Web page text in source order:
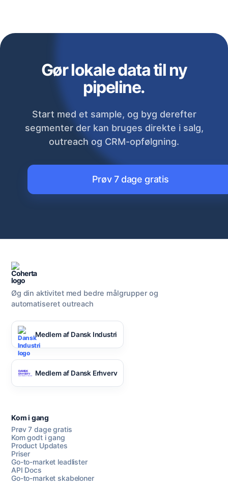
Gør lokale data til ny
pipeline.
Start med et sample, og byg derefter
segmenter der kan bruges direkte i salg,
outreach og CRM-opfølgning.
Prøv 7 dage gratis
Øg din aktivitet med bedre målgrupper og
automatiseret outreach
Medlem af Dansk Industri
Medlem af Dansk Erhverv
Kom i gang
Prøv 7 dage gratis
Kom godt i gang
Product Updates
Priser
Go-to-market leadlister
API Docs
Go-to-market skabeloner